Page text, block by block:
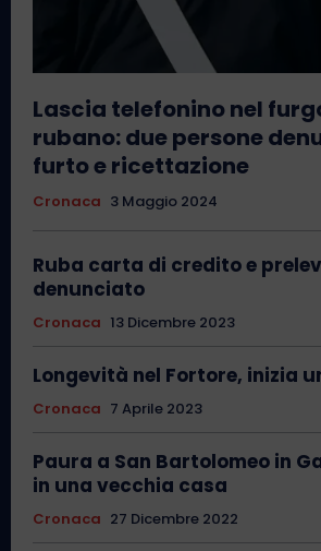
Lascia telefonino nel
rubano: due persone
furto e ricettazione
Cronaca 3 Maggio 2024
Ruba carta di credito e
denunciato
Cronaca 13 Dicembre 2023
Longevità nel Fortore, inizia
Cronaca 7 Aprile 2023
Paura a San Bartolomeo in
in una vecchia casa
Cronaca 27 Dicembre 2022